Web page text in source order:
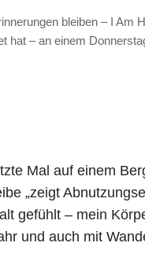
bleiben – I Am
hat – an einem
Mal auf einem
„zeigt
gefühlt – mein
und auch mit